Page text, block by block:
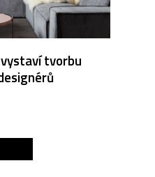
tvorbu